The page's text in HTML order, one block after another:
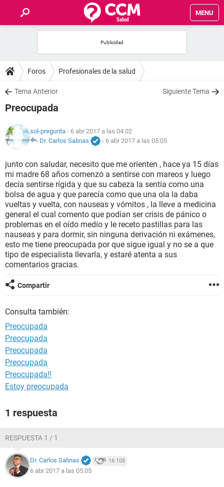
MENU
FOROS
SALUD
NUTRICIÓN
BIENESTAR
SEXUALIDAD
GLOSARIO
Foros Profesionales de la salud
Tema Anterior Siguiente Tema
Preocupada
sol-pregunta - 6 abr 2017 a las 04:02
Dr. Carlos Salinas
- 6 abr 2017 a las 05:05
junto con saludar, necesito que me orienten , hace ya 15 días
mi madre 68 años comenzó a sentirse con mareos y luego
decía sentirse rígida y que su cabeza la sentía como una
bolsa de agua y que parecía como que una ola la daba
vueltas y vuelta, con nauseas y vómitos , la lleve a medicina
general el cual comento que podían ser crisis de pánico o
problemas en el oído medio y le receto pastillas para las
nauseas y para dormir, sin ninguna derivación ni exámenes,
esto me tiene preocupada por que sigue igual y no se a que
tipo de especialista llevarla, y estaré atenta a sus
comentarios gracias.
Compartir
Consulta también:
Preocupada
Preocupada
Preocupada
Preocupada
Preocupada!!
Estoy preocupada
1 respuesta
RESPUESTA 1 / 1
Dr. Carlos Salinas 16.108
6 abr 2017 a las 05:05